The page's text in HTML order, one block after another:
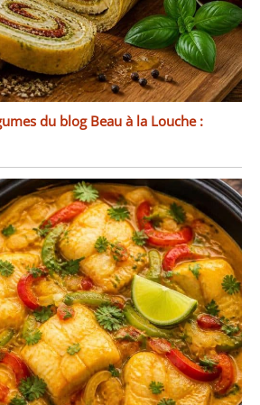
du blog Beau à la Louche :